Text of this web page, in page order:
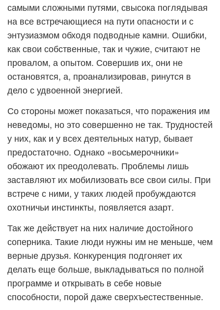
самыми сложными путями, свысока поглядывая
на все встречающиеся на пути опасности и с
энтузиазмом обходя подводные камни. Ошибки,
как свои собственные, так и чужие, считают не
провалом, а опытом. Совершив их, они не
остановятся, а, проанализировав, ринутся в
дело с удвоенной энергией.
Со стороны может показаться, что поражения им
неведомы, но это совершенно не так. Трудностей
у них, как и у всех деятельных натур, бывает
предостаточно. Однако «восьмерочники»
обожают их преодолевать. Проблемы лишь
заставляют их мобилизовать все свои силы. При
встрече с ними, у таких людей пробуждаются
охотничьи инстинкты, появляется азарт.
Так же действует на них наличие достойного
соперника. Такие люди нужны им не меньше, чем
верные друзья. Конкуренция подгоняет их
делать еще больше, выкладываться по полной
программе и открывать в себе новые
способности, порой даже сверхъестественные.